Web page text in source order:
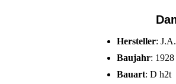
Hersteller:
Baujahr: 1928
Bauart: D h2t